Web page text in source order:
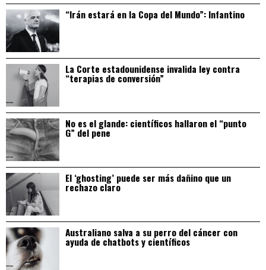
“Irán estará en la Copa del Mundo”: Infantino
La Corte estadounidense invalida ley contra
“terapias de conversión”
No es el glande: científicos hallaron el “punto
G” del pene
El ‘ghosting’ puede ser más dañino que un
rechazo claro
Australiano salva a su perro del cáncer con
ayuda de chatbots y científicos